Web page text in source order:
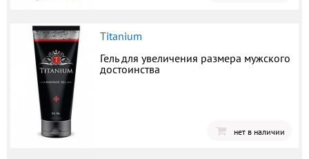
Titanium
Гель для увеличения размера мужского
достоинства
нет в наличии